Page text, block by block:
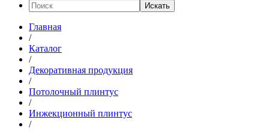
Искать
Главная
/
Каталог
/
Декоративная продукция
/
Потолочный плинтус
/
Инжекционный плинтус
/